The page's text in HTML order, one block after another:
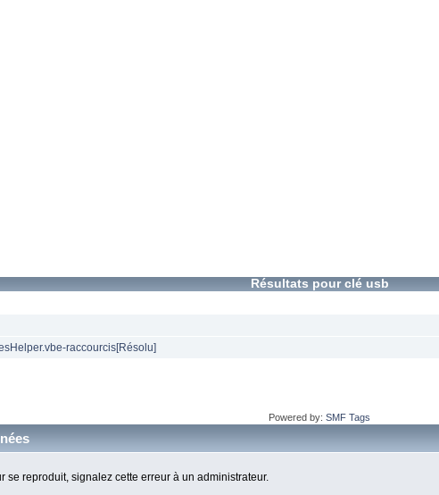
Résultats pour clé usb
raccourcis[Résolu]
Powered by: SMF Tags
se reproduit, signalez cette erreur à un administrateur.